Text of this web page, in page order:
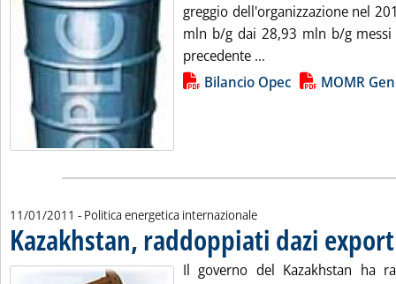
greggio dell'organizzazione nel
mln b/g dai 28,93 mln b/g
precedente ...
Lista allegati PDF alla notizia
Bilancio Opec MOMR
11/01/2011 - Politica energetica internazionale
Kazakhstan, raddoppiati dazi
Il governo del Kazakhstan ha